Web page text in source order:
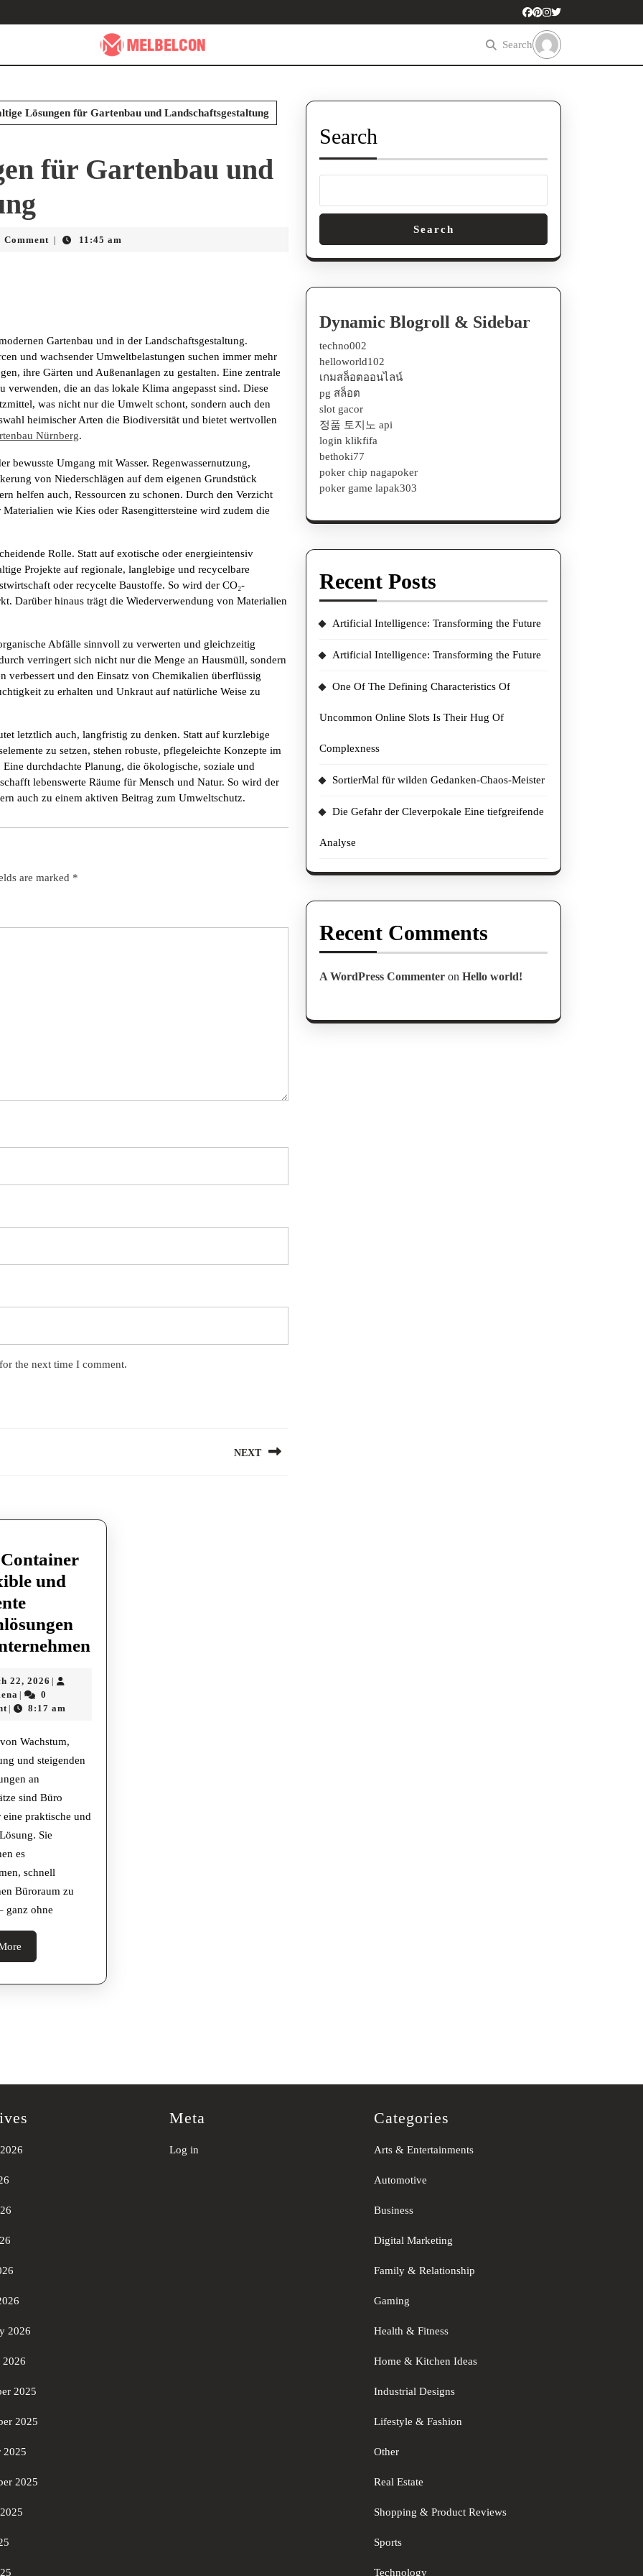
Search
Lösungen für Gartenbau und Landschaftsgestaltung
für Gartenbau und
Comment 11:45 am
Gartenbau und in der Landschaftsgestaltung.
und wachsender Umweltbelastungen suchen immer mehr
ihre Gärten und Außenanlagen zu gestalten. Eine zentrale
verwenden, die an das lokale Klima angepasst sind. Diese
was nicht nur die Umwelt schont, sondern auch den
heimischer Arten die Biodiversität und bietet wertvollen
Nürnberg.
bewusste Umgang mit Wasser. Regenwassernutzung,
von Niederschlägen auf dem eigenen Grundstück
helfen auch, Ressourcen zu schonen. Durch den Verzicht
wie Kies oder Rasengittersteine wird zudem die
Rolle. Statt auf exotische oder energieintensiv
Projekte auf regionale, langlebige und recycelbare
oder recycelte Baustoffe. So wird der CO₂-
Darüber hinaus trägt die Wiederverwendung von Materialien
Abfälle sinnvoll zu verwerten und gleichzeitig
verringert sich nicht nur die Menge an Hausmüll, sondern
verbessert und den Einsatz von Chemikalien überflüssig
zu erhalten und Unkraut auf natürliche Weise zu
letztlich auch, langfristig zu denken. Statt auf kurzlebige
zu setzen, stehen robuste, pflegeleichte Konzepte im
durchdachte Planung, die ökologische, soziale und
lebenswerte Räume für Mensch und Natur. So wird der
auch zu einem aktiven Beitrag zum Umweltschutz.
are marked *
the next time I comment.
NEXT
und
Unternehmen
22, 2026 March
2026
|
MstZamena
|
0
| 8:17 am
Wachstum,
und steigenden
an
sind Büro
eine praktische und
Sie
es
schnell
Büroraum zu
ganz ohne
More
Search
Search
Dynamic Blogroll & Sidebar
techno002
helloworld102
เกมสล็อตออนไลน์
pg สล็อต
slot gacor
정품 토지노 api
login klikfifa
bethoki77
poker chip nagapoker
poker game lapak303
Recent Posts
Artificial Intelligence: Transforming the Future
Artificial Intelligence: Transforming the Future
One Of The Defining Characteristics Of
Uncommon Online Slots Is Their Hug Of
Complexness
SortierMal für wilden Gedanken-Chaos-Meister
Die Gefahr der Cleverpokale Eine tiefgreifende
Analyse
Recent Comments
A WordPress Commenter on Hello world!
2026
2026
2025
2025
2025
2025
Meta
Log in
Categories
Arts & Entertainments
Automotive
Business
Digital Marketing
Family & Relationship
Gaming
Health & Fitness
Home & Kitchen Ideas
Industrial Designs
Lifestyle & Fashion
Other
Real Estate
Shopping & Product Reviews
Sports
Technology